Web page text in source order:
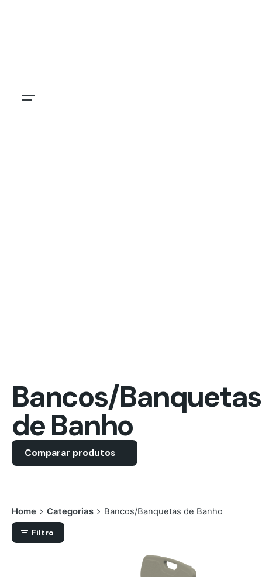
Bancos/Banquetas
de Banho
Comparar produtos
Home Categorias Bancos/Banquetas de Banho
Filtro